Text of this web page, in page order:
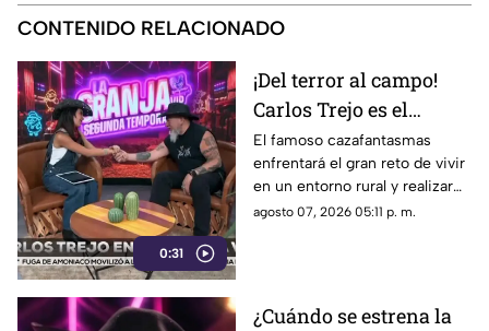
CONTENIDO RELACIONADO
0:31
¡Del terror al campo!
Carlos Trejo es el
primer participante
confirmado para La
Granja VIP 2026
El famoso cazafantasmas
enfrentará el gran reto de vivir
en un entorno rural y realizar
pesadas labores de campo
agosto 07, 2026 05:11 p. m.
¿Cuándo se estrena la